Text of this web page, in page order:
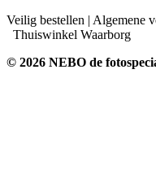
Veilig bestellen | Algemene
Thuiswinkel Waarborg
© 2026 NEBO de